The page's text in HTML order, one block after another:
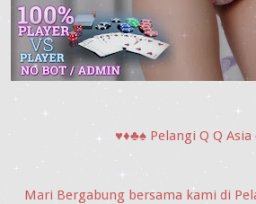
♥♦♣♠ Pelangi Q Q Asia
Mari Bergabung bersama kami di